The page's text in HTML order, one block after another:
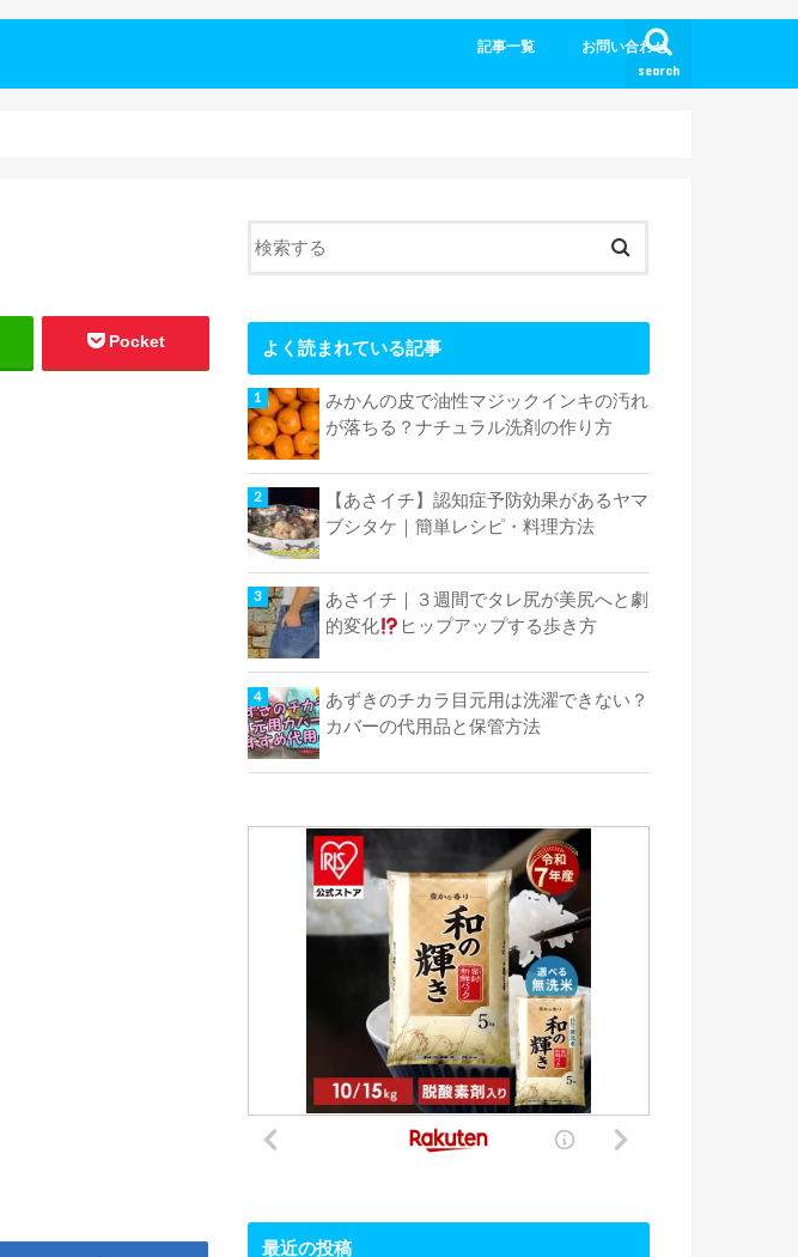
search
記事一覧 お問い合わせ
Pocket よく読まれている記事
みかんの皮で油性マジックインキの汚れ
が落ちる？ナチュラル洗剤の作り方
【あさイチ】認知症予防効果があるヤマ
ブシタケ｜簡単レシピ・料理方法
あさイチ｜３週間でタレ尻が美尻へと劇
的変化
ヒップアップする歩き方
あずきのチカラ目元用は洗濯できない？
カバーの代用品と保管方法
最近の投稿